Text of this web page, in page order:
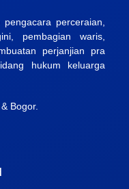
perceraian,
pembagian waris,
perjanjian pra
hukum keluarga
Bogor.